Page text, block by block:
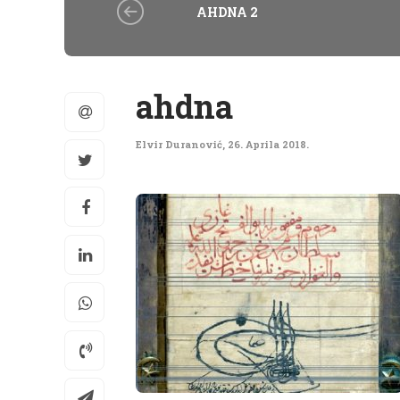
AHDNA 2
ahdna
Elvir Duranović 26. Aprila 2018.